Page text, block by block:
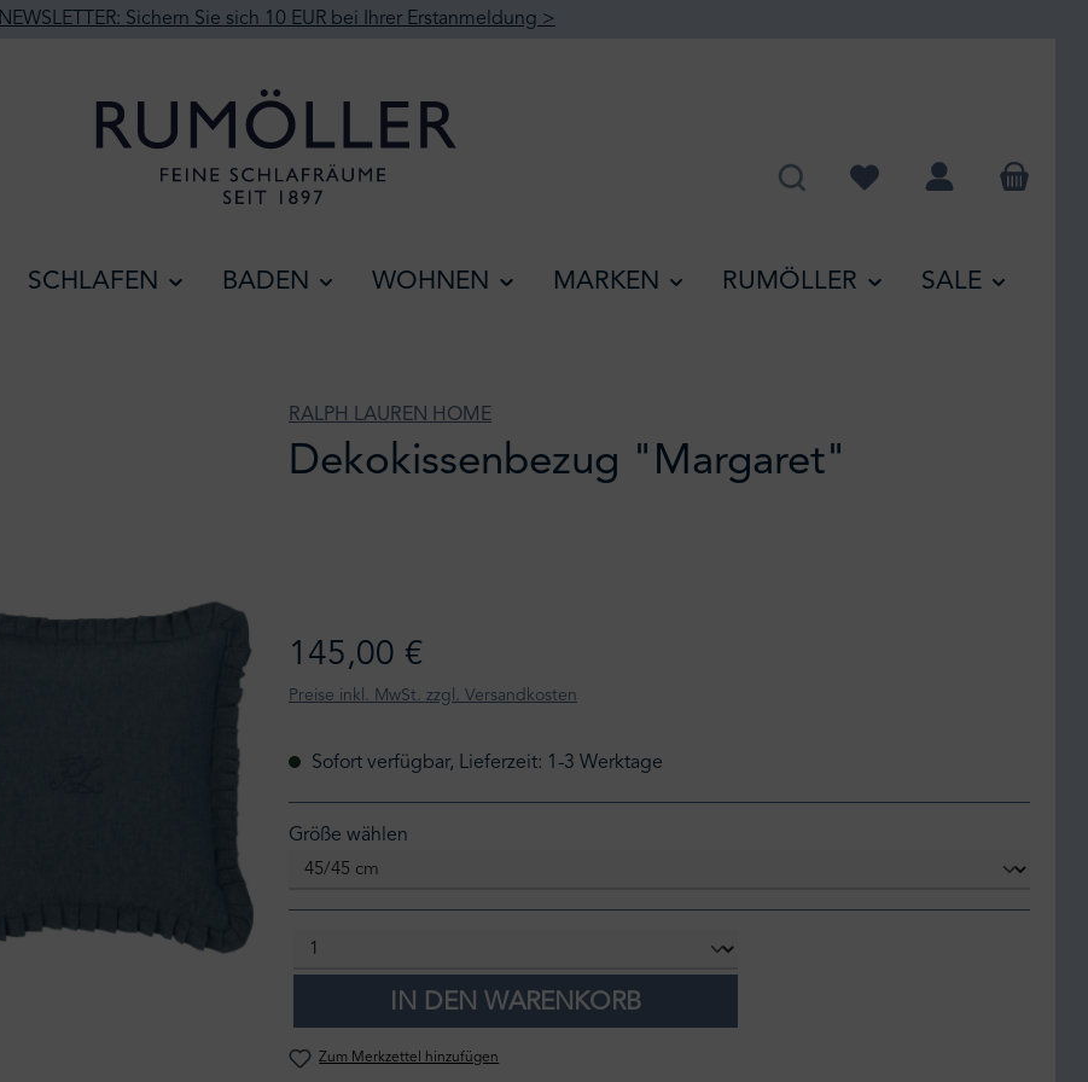
NEWSLETTER: Sichern Sie sich 10 EUR bei Ihrer Erstanmeldung >
Du hast 0 Produkte auf
SCHLAFEN BADEN WOHNEN MARKEN RUMÖLLER SALE
RALPH LAUREN HOME
Dekokissenbezug "Margaret"
145,00 €
Preise inkl. MwSt. zzgl. Versandkosten
Sofort verfügbar, Lieferzeit: 1-3 Werktage
Größe wählen
IN DEN WARENKORB
Zum Merkzettel hinzufügen